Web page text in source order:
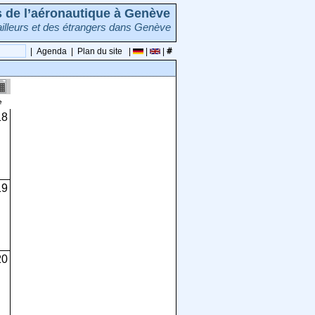
l’aéronautique à Genève
et des étrangers dans Genève
Agenda Plan du site